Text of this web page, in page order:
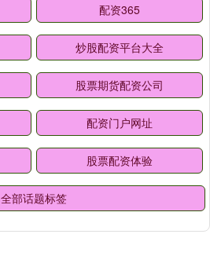
配资365
炒股配资平台大全
股票期货配资公司
配资门户网址
股票配资体验
全部话题标签